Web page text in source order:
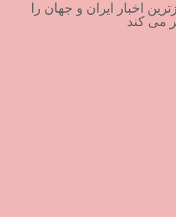
اخبار ایران و جهان را
می کند